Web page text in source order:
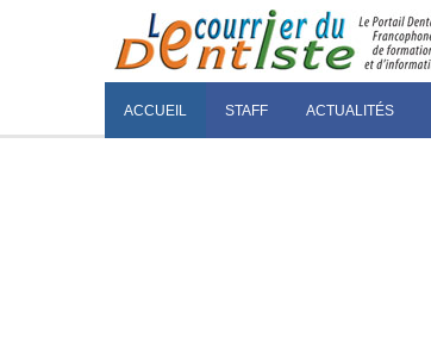
ACCUEIL STAFF ACTUALITÉS